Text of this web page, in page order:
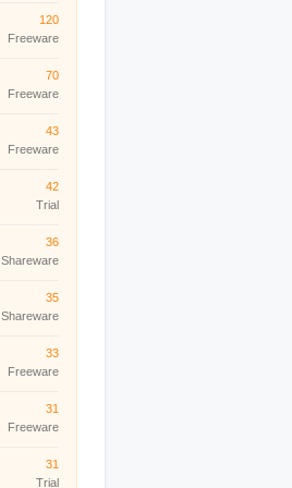
120
Freeware
70
Freeware
43
Freeware
42
Trial
36
Shareware
35
Shareware
33
Freeware
31
Freeware
31
Trial